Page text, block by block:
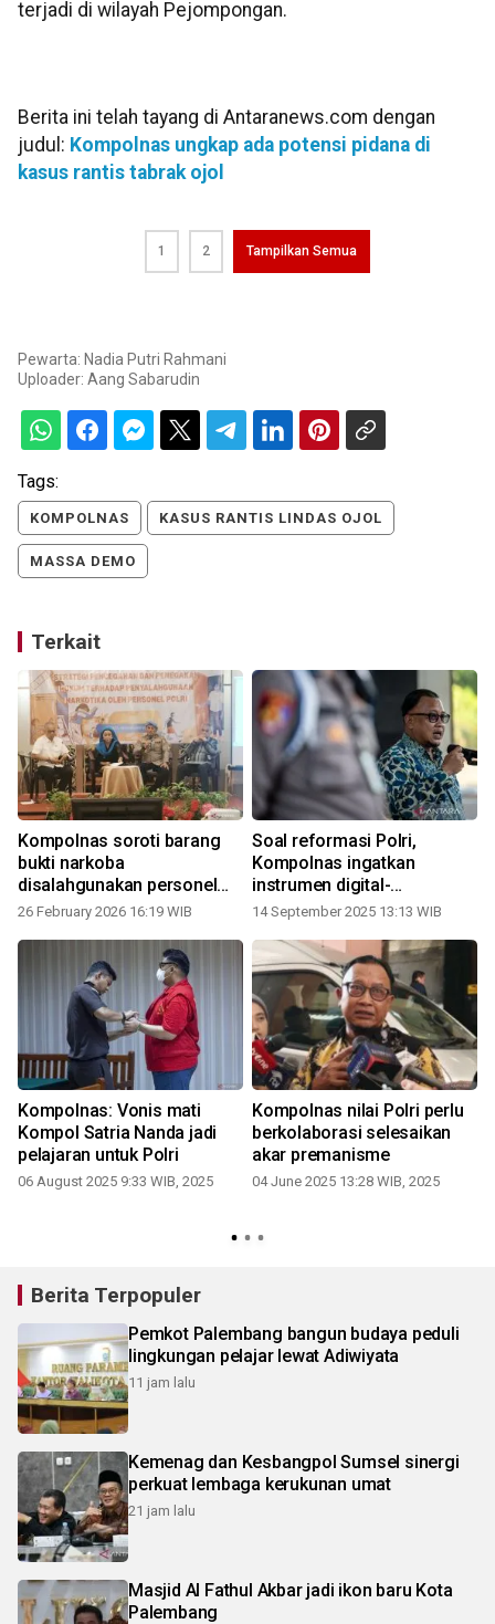
terjadi di wilayah Pejompongan.
Berita ini telah tayang di Antaranews.com dengan
judul: Kompolnas ungkap ada potensi pidana di
kasus rantis tabrak ojol
1 2 Tampilkan Semua
Pewarta: Nadia Putri Rahmani
Uploader: Aang Sabarudin
Tags:
KOMPOLNAS KASUS RANTIS LINDAS OJOL
MASSA DEMO
Terkait
Kompolnas soroti barang
bukti narkoba
disalahgunakan personel
Polri
26 February 2026 16:19 WIB
Soal reformasi Polri,
Kompolnas ingatkan
instrumen digital-
pengawasan
14 September 2025 13:13 WIB
Kompolnas: Vonis mati
Kompol Satria Nanda jadi
pelajaran untuk Polri
06 August 2025 9:33 WIB, 2025
Kompolnas nilai Polri perlu
berkolaborasi selesaikan
akar premanisme
04 June 2025 13:28 WIB, 2025
Berita Terpopuler
Pemkot Palembang bangun budaya peduli
lingkungan pelajar lewat Adiwiyata
11 jam lalu
Kemenag dan Kesbangpol Sumsel sinergi
perkuat lembaga kerukunan umat
21 jam lalu
Masjid Al Fathul Akbar jadi ikon baru Kota
Palembang